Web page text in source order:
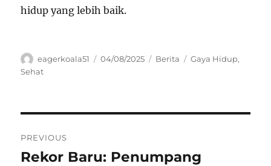
hidup yang lebih baik.
Author
eagerkoala51
Posted
04/08/2025 Categories
Berita Tags
Gaya Hidup,
Sehat
pos
PREVIOUS
Previous
Rekor Baru: Penumpang